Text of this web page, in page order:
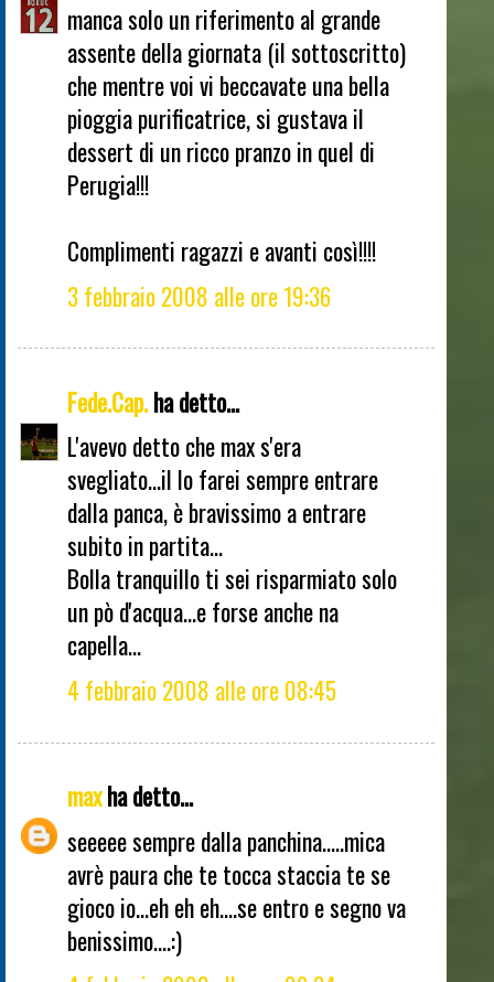
manca solo un riferimento al grande
assente della giornata (il sottoscritto)
che mentre voi vi beccavate una bella
pioggia purificatrice, si gustava il
dessert di un ricco pranzo in quel di
Perugia!!!
Complimenti ragazzi e avanti così!!!!
3 febbraio 2008 alle ore 19:36
Fede.Cap.ha detto...
L'avevo detto che max s'era
svegliato...il lo farei sempre entrare
dalla panca, è bravissimo a entrare
subito in partita...
Bolla tranquillo ti sei risparmiato solo
un pò d'acqua...e forse anche na
capella...
4 febbraio 2008 alle ore 08:45
maxha detto...
seeeee sempre dalla panchina.....mica
avrè paura che te tocca staccia te se
gioco io...eh eh eh....se entro e segno va
benissimo....:)